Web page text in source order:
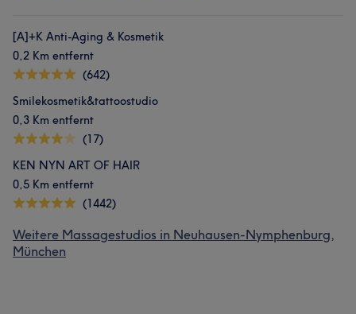
[A]+K Anti-Aging & Kosmetik
0,2 Km entfernt
(642)
Smilekosmetik&tattoostudio
0,3 Km entfernt
(17)
KEN NYN ART OF HAIR
0,5 Km entfernt
(1442)
Weitere Massagestudios in Neuhausen-Nymphenburg,
München